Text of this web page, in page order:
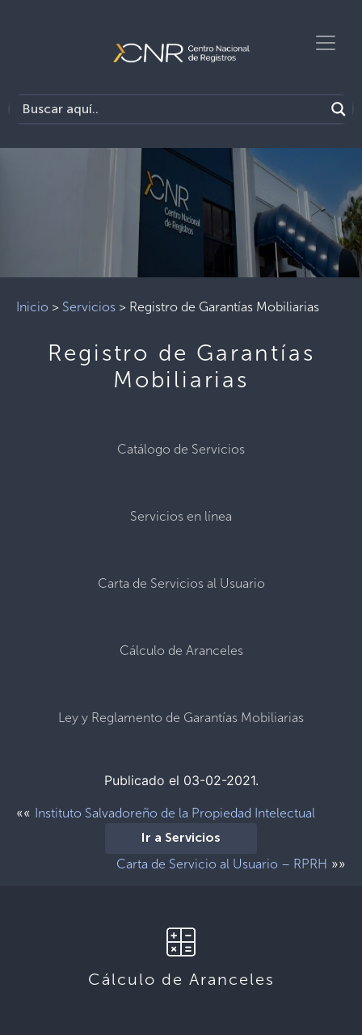
Inicio > Servicios > Registro de Garantías Mobiliarias
Registro de Garantías
Mobiliarias
Catálogo de Servicios
Servicios en línea
Carta de Servicios al Usuario
Cálculo de Aranceles
Ley y Reglamento de Garantías Mobiliarias
Publicado el 03-02-2021.
«« Instituto Salvadoreño de la Propiedad Intelectual
Ir a Servicios
Carta de Servicio al Usuario – RPRH »»
Cálculo de Aranceles